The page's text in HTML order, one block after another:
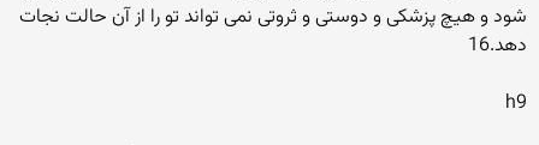
شود و هیچ پزشکى و دوستى و ثروتى نمى تواند تو را از آن حالت نجات
دهد.16
h9